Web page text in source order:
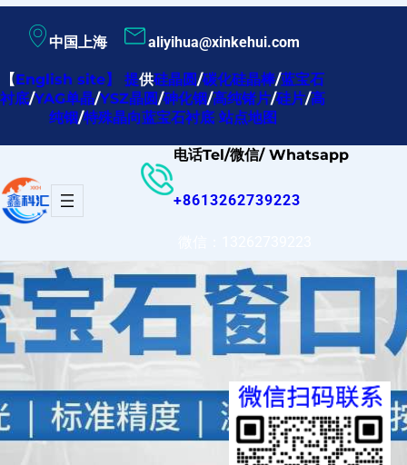
内
容
中国上海 aliyihua@xinkehui.com
【English site】提供硅晶圆/碳化硅晶棒/蓝宝石
衬底/YAG单晶/YSZ晶圆/砷化铟/高纯锗片/硅片/高
纯铟/特殊晶向蓝宝石衬底 站点地图
电话Tel/微信/ Whatsapp
+8613262739223